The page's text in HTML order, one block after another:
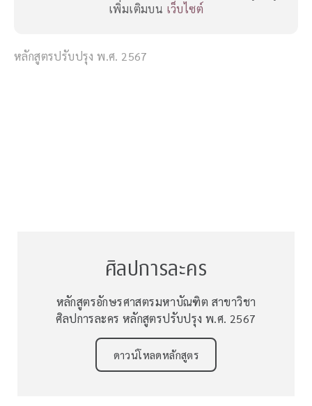
เพิ่มเติมบน เว็บไซต์
หลักสูตรปรับปรุง พ.ศ. 2567
ศิลปการละคร
หลักสูตรอักษรศาสตรมหาบัณฑิต สาขาวิชา
ศิลปการละคร หลักสูตรปรับปรุง พ.ศ. 2567
ดาวน์โหลดหลักสูตร